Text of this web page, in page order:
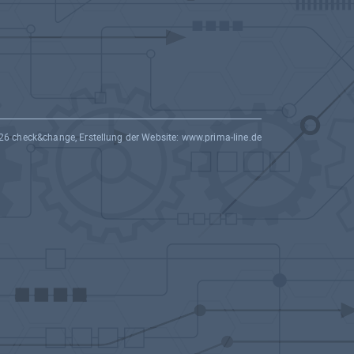
check&change, Erstellung der Website: www.prima-line.de